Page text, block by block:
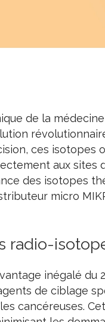
de la
ces
aux sites
des isotopes
micro
radio-
inégalé du
de ciblage
cancéreuses.